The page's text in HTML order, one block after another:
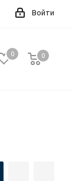
Войти
0 0
0